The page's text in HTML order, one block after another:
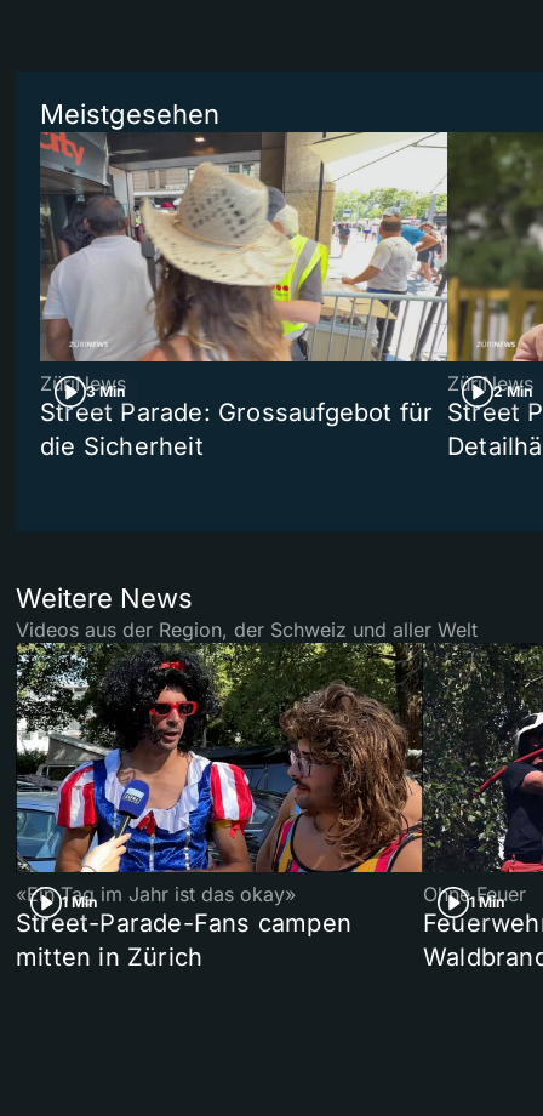
Meistgesehen
3 Min
ZüriNews
Street Parade: Grossaufgebot für
die Sicherheit
2 Min
ZüriNews
Street
Weitere News
Videos aus der Region, der Schweiz und aller Welt
1 Min
«Ein Tag im Jahr ist das okay»
Street-Parade-Fans campen
mitten in Zürich
1 Min
Ohne Feuer